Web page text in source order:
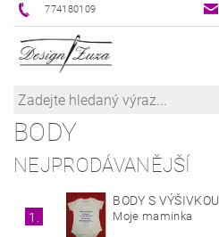
774180109
BODY
NEJPRODÁVANĚJŠÍ
1.
BODY S VÝŠIVKOU
Moje maminka